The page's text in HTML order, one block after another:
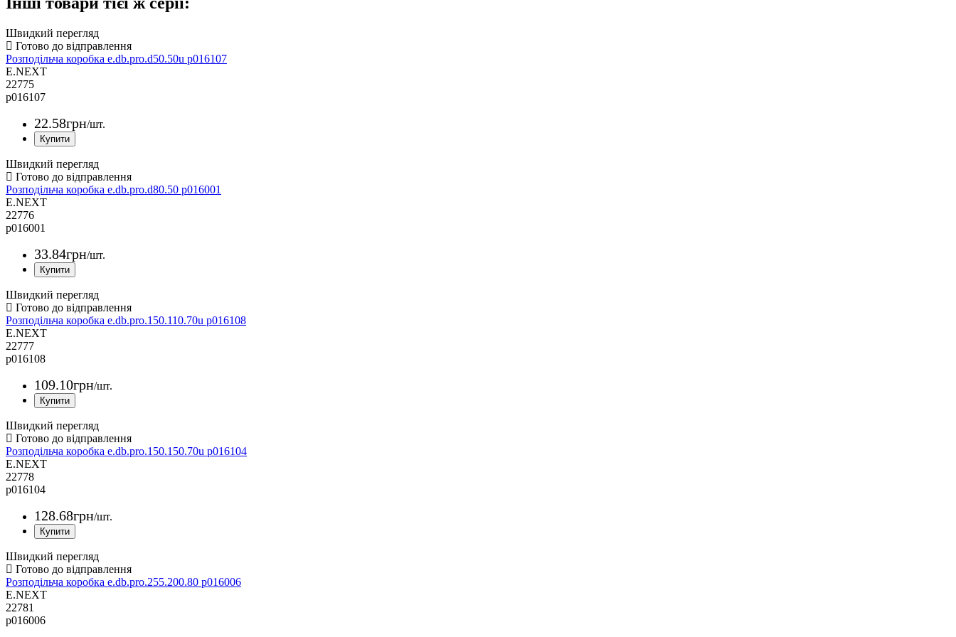
Швидкий перегляд
Розподільча коробка e.db.pro.d50.50u p016107
E.NEXT
22775
p016107
22.58грн/шт.
Швидкий перегляд
Розподільча коробка e.db.pro.d80.50 p016001
E.NEXT
22776
p016001
33.84грн/шт.
Швидкий перегляд
Розподільча коробка e.db.pro.150.110.70u p016108
E.NEXT
22777
p016108
109.10грн/шт.
Швидкий перегляд
Розподільча коробка e.db.pro.150.150.70u p016104
E.NEXT
22778
p016104
128.68грн/шт.
Швидкий перегляд
Розподільча коробка e.db.pro.255.200.80 p016006
E.NEXT
22781
p016006